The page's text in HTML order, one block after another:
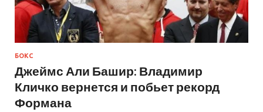
БОКС
Джеймс Али Башир: Владимир
Кличко вернется и побьет рекорд
Формана